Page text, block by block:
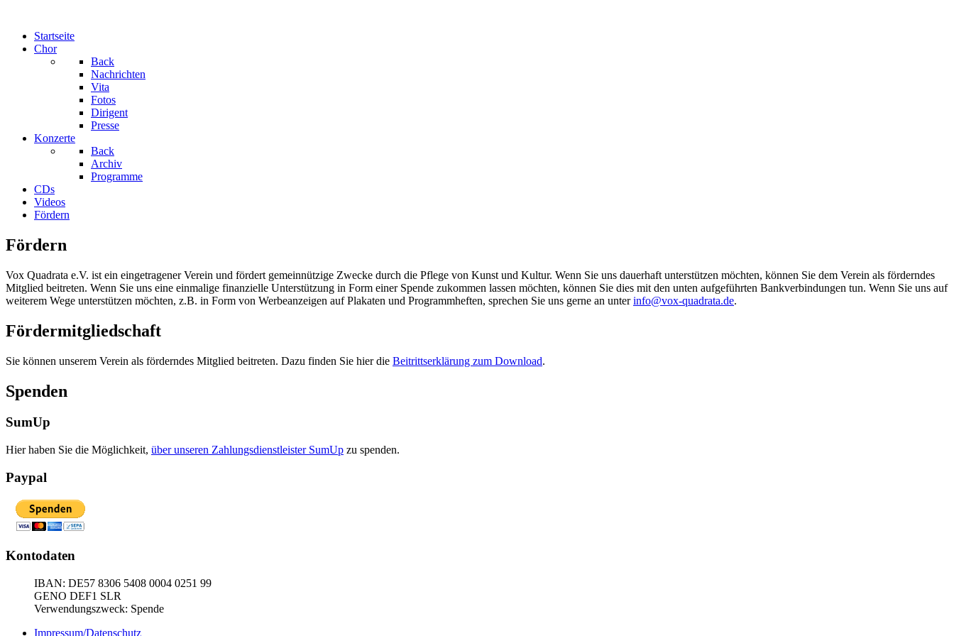
Startseite
Chor
Back
Nachrichten
Vita
Fotos
Dirigent
Presse
Konzerte
Back
Archiv
Programme
CDs
Videos
Fördern
Fördern
Vox Quadrata e.V. ist ein eingetragener Verein und fördert gemeinnützige Zwecke durch die Pflege von Kunst und Kultur. Wenn Sie uns dauerhaft unterstützen möchten, können Sie dem Verein als förderndes
Mitglied beitreten. Wenn Sie uns eine einmalige finanzielle Unterstützung in Form einer Spende zukommen lassen möchten, können Sie dies mit den unten aufgeführten Bankverbindungen tun. Wenn Sie uns auf
weiterem Wege unterstützen möchten, z.B. in Form von Werbeanzeigen auf Plakaten und Programmheften, sprechen Sie uns gerne an unterinfo@vox-quadrata.de.
Fördermitgliedschaft
Sie können unserem Verein als förderndes Mitglied beitreten. Dazu finden Sie hier die Beitrittserklärung zum Download.
Spenden
SumUp
Hier haben Sie die Möglichkeit, über unseren Zahlungsdienstleister SumUp zu spenden.
Paypal
Kontodaten
IBAN: DE57 8306 5408 0004 0251 99
GENO DEF1 SLR
Verwendungszweck: Spende
Impressum/Datenschutz